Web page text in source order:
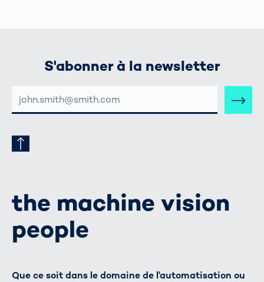
S'abonner à la newsletter
MAIL
the machine vision
people
Que ce soit dans le domaine de l'automatisation ou